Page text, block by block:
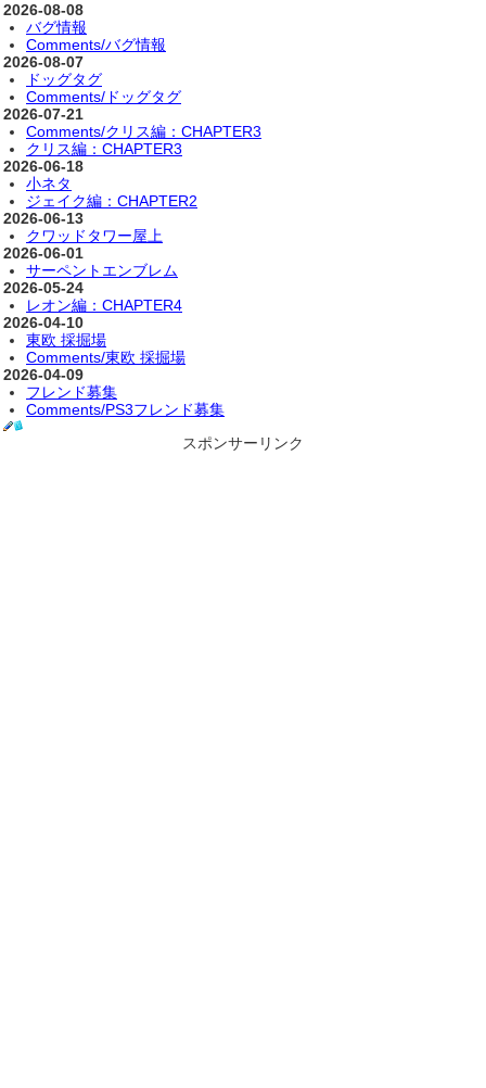
2026-08-08
バグ情報
Comments/バグ情報
2026-08-07
ドッグタグ
Comments/ドッグタグ
2026-07-21
Comments/クリス編：CHAPTER3
クリス編：CHAPTER3
2026-06-18
小ネタ
ジェイク編：CHAPTER2
2026-06-13
クワッドタワー屋上
2026-06-01
サーペントエンブレム
2026-05-24
レオン編：CHAPTER4
2026-04-10
東欧 採掘場
Comments/東欧 採掘場
2026-04-09
フレンド募集
Comments/PS3フレンド募集
スポンサーリンク